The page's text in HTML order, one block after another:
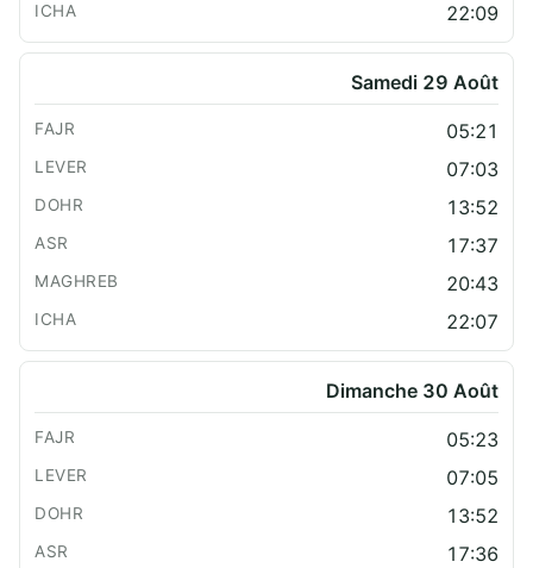
22:09
Samedi 29 Août
05:21
07:03
13:52
17:37
20:43
22:07
Dimanche 30 Août
05:23
07:05
13:52
17:36